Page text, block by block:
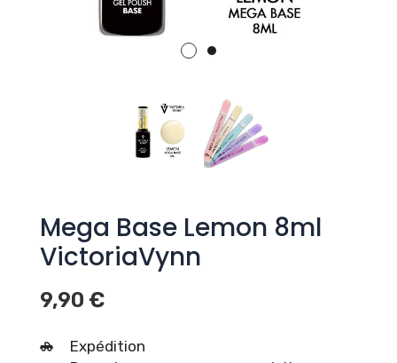
Mega Base Lemon 8ml
VictoriaVynn
9,90 €
Expédition